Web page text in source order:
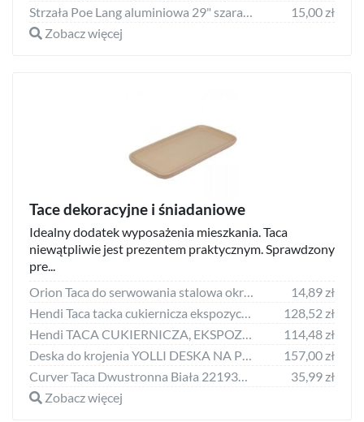
Strzała Poe Lang aluminiowa 29" szara 1816 (D-017)
15,00 zł
Zobacz więcej
Tace dekoracyjne i śniadaniowe
Idealny dodatek wyposażenia mieszkania. Taca
niewątpliwie jest prezentem praktycznym. Sprawdzony
pre...
Orion Taca do serwowania stalowa okrągła talerz 21 cm uniwersalny
14,89 zł
Hendi Taca tacka cukiernicza ekspozycyjna czarna 600x400x(H)20mm
128,52 zł
Hendi TACA CUKIERNICZA, EKSPOZYCYJNA, ALUMINIUM 600X400 ZŁOTA 808573
114,48 zł
Deska do krojenia YOLLI DESKA NA PRZEKĄSKI DREWNIANA TACA DO SERWOWANIA
157,00 zł
Curver Taca Dwustronna Biała 221935 Curver CURVER
35,99 zł
Zobacz więcej